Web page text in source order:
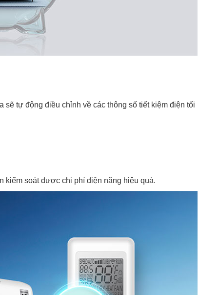
tự động điều chỉnh về các thông số tiết kiệm điện tối
kiểm soát được chi phí điện năng hiệu quả.